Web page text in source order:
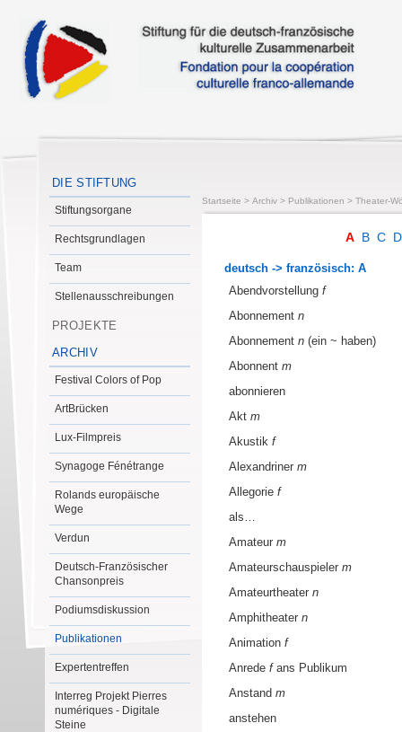
DIE STIFTUNG
Stiftungsorgane
Rechtsgrundlagen
Team
Stellenausschreibungen
PROJEKTE
ARCHIV
Festival Colors of Pop
ArtBrücken
Lux-Filmpreis
Synagoge Fénétrange
Rolands europäische
Wege
Verdun
Deutsch-Französischer
Chansonpreis
Podiumsdiskussion
Publikationen
Expertentreffen
Interreg Projekt Pierres
numériques - Digitale
Steine
Startseite > Archiv > Publikationen > Theater-
A B C
deutsch -> französisch: A
Abendvorstellung f
Abonnement n
Abonnement n (ein ~ haben)
Abonnent m
abonnieren
Akt m
Akustik f
Alexandriner m
Allegorie f
als…
Amateur m
Amateurschauspieler m
Amateurtheater n
Amphitheater n
Animation f
Anrede fans Publikum
Anstand m
anstehen